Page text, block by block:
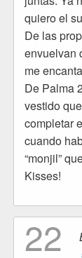
quiero el
De las
envuelvan
me
De Palma
vestido
completar
cuando
“monjil”
Kisses!
22